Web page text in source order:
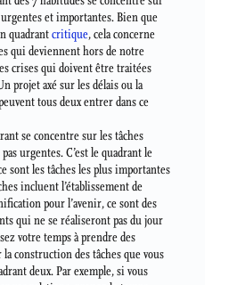
urgentes et importantes. Bien que
quadrantcritique, cela concerne
qui deviennent hors de notre
crises qui doivent être traitées
projet axé sur les délais ou la
tous deux entrer dans ce
se concentre sur les tâches
urgentes. C’est le quadrant le
sont les tâches les plus importantes
incluent l’établissement de
pour l’avenir, ce sont des
qui ne se réaliseront pas du jour
votre temps à prendre des
la construction des tâches que vous
deux. Par exemple, si vous